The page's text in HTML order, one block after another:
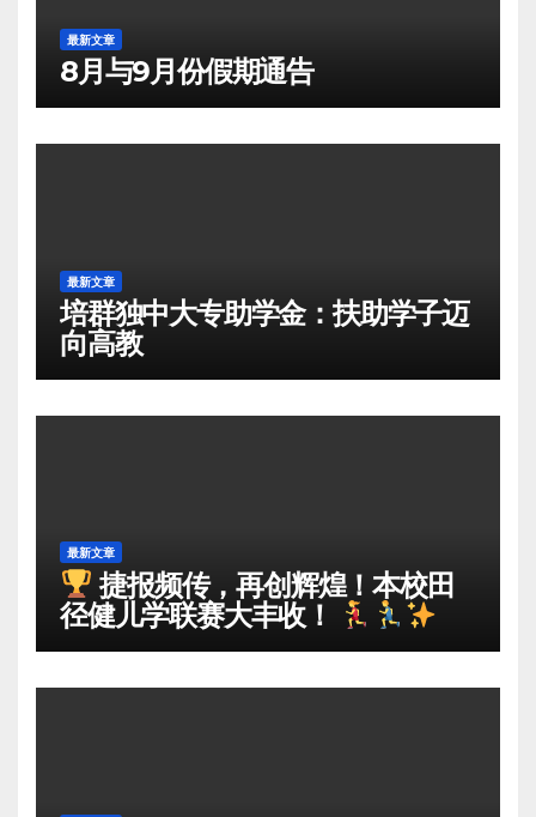
最新文章
8月与9月份假期通告
最新文章
培群独中大专助学金：扶助学子迈
向高教
最新文章
捷报频传，再创辉煌！本校田
径健儿学联赛大丰收！